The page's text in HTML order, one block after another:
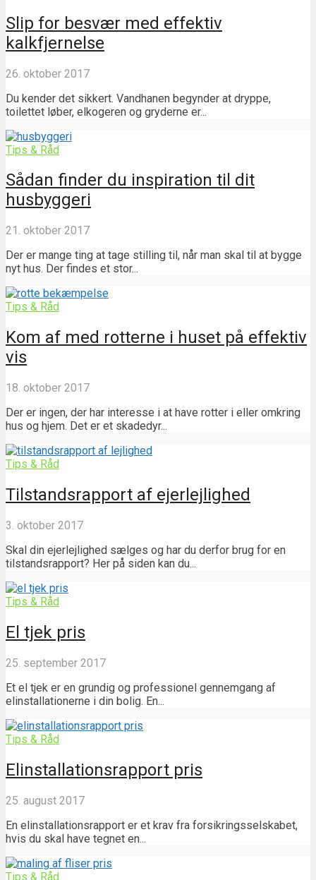
Slip for besvær med effektiv
kalkfjernelse
26. oktober 2017
Du kender det sikkert. Vandhanen begynder at dryppe,
toilettet løber, elkogeren og gryderne er...
Tips & Råd
Sådan finder du inspiration til dit
husbyggeri
21. oktober 2017
Der er mange ting at tage stilling til, når man skal til at bygge
nyt hus. Der findes et stor...
Tips & Råd
Kom af med rotterne i huset på effektiv
vis
18. oktober 2017
Der er ingen, der har interesse i at have rotter i eller omkring
hus og hjem. Det er et skadedyr...
Tips & Råd
Tilstandsrapport af ejerlejlighed
3. oktober 2017
Skal din ejerlejlighed sælges og har du derfor brug for en
tilstandsrapport? Her på siden kan du...
Tips & Råd
El tjek pris
25. september 2017
Et el tjek er en grundig og professionel gennemgang af
elinstallationerne i din bolig. En...
Tips & Råd
Elinstallationsrapport pris
25. august 2017
En elinstallationsrapport er et krav fra forsikringsselskabet,
hvis du skal have tegnet en...
Tips & Råd